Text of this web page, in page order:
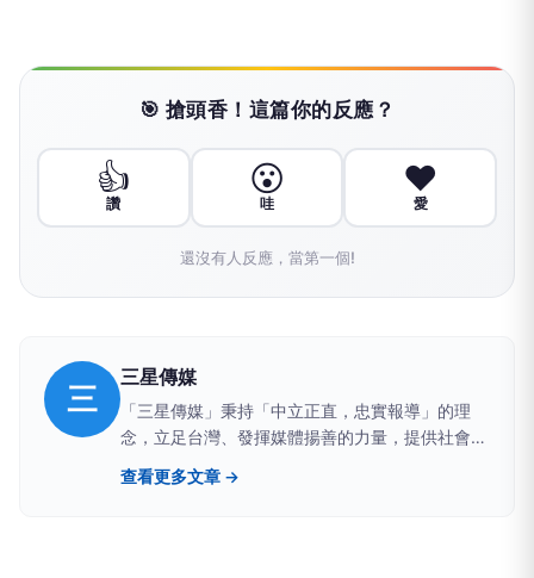
🎯 搶頭香！這篇你的反應？
👍
讚
😮
哇
❤️
愛
還沒有人反應，當第一個!
三
三星傳媒
「三星傳媒」秉持「中立正直，忠實報導」的理
念，立足台灣、發揮媒體揚善的力量，提供社會積
極與正向的影響。 周易•繫辭提及「在天成象」，
「三星」提供滿天星斗中指引的方向，三星拱照呈
查看更多文章 →